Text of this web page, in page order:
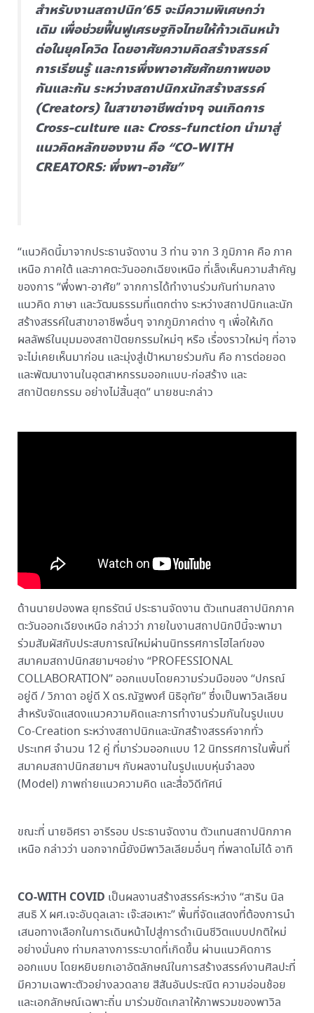
สำหรับงานสถาปนิก’65 จะมีความพิเศษกว่า
เดิม เพื่อช่วยฟื้นฟูเศรษฐกิจไทยให้ก้าวเดินหน้า
ต่อในยุคโควิด โดยอาศัยความคิดสร้างสรรค์
การเรียนรู้ และการพึ่งพาอาศัยศักยภาพของ
กันและกัน ระหว่างสถาปนิกxนักสร้างสรรค์
(Creators) ในสาขาอาชีพต่างๆ จนเกิดการ
Cross-culture และ Cross-function นำมาสู่
แนวคิดหลักของงาน คือ “CO-WITH
CREATORS: พึ่งพา-อาศัย”
“แนวคิดนี้มาจากประธานจัดงาน 3 ท่าน จาก 3 ภูมิภาค คือ ภาค
เหนือ ภาคใต้ และภาคตะวันออกเฉียงเหนือ ที่เล็งเห็นความสำคัญ
ของการ “พึ่งพา-อาศัย” จากการได้ทำงานร่วมกันท่ามกลาง
แนวคิด ภาษา และวัฒนธรรมที่แตกต่าง ระหว่างสถาปนิกและนัก
สร้างสรรค์ในสาขาอาชีพอื่นๆ จากภูมิภาคต่าง ๆ เพื่อให้เกิด
ผลลัพธ์ในมุมมองสถาปัตยกรรมใหม่ๆ หรือ เรื่องราวใหม่ๆ ที่อาจ
จะไม่เคยเห็นมาก่อน และมุ่งสู่เป้าหมายร่วมกัน คือ การต่อยอด
และพัฒนางานในอุตสาหกรรมออกแบบ-ก่อสร้าง และ
สถาปัตยกรรม อย่างไม่สิ้นสุด” นายชนะกล่าว
ด้านนายปองพล ยุทธรัตน์ ประธานจัดงาน ตัวแทนสถาปนิกภาค
ตะวันออกเฉียงเหนือ กล่าวว่า ภายในงานสถาปนิกปีนี้จะพามา
ร่วมสัมผัสกับประสบการณ์ใหม่ผ่านนิทรรศการไฮไลท์ของ
สมาคมสถาปนิกสยามฯอย่าง “PROFESSIONAL
COLLABORATION” ออกแบบโดยความร่วมมือของ “ปกรณ์
อยู่ดี / วิภาดา อยู่ดี X ดร.ณัฐพงศ์ นิธิอุทัย” ซึ่งเป็นพาวิลเลียน
สำหรับจัดแสดงแนวความคิดและการทำงานร่วมกันในรูปแบบ
Co-Creation ระหว่างสถาปนิกและนักสร้างสรรค์จากทั่ว
ประเทศ จำนวน 12 คู่ ที่มาร่วมออกแบบ 12 นิทรรศการในพื้นที่
สมาคมสถาปนิกสยามฯ กับผลงานในรูปแบบหุ่นจำลอง
(Model) ภาพถ่ายแนวความคิด และสื่อวิดีทัศน์
ขณะที่ นายอิศรา อารีรอบ ประธานจัดงาน ตัวแทนสถาปนิกภาค
เหนือ กล่าวว่า นอกจากนี้ยังมีพาวิลเลียมอื่นๆ ที่พลาดไม่ได้ อาทิ
CO-WITH COVID เป็นผลงานสร้างสรรค์ระหว่าง “สาริน นิล
สนธิ X ผศ.เจะอับดุลเลาะ เจ๊ะสอเหาะ” พื้นที่จัดแสดงที่ต้องการนำ
เสนอทางเลือกในการเดินหน้าไปสู่การดำเนินชีวิตแบบปกติใหม่
อย่างมั่นคง ท่ามกลางการระบาดที่เกิดขึ้น ผ่านแนวคิดการ
ออกแบบ โดยหยิบยกเอาอัตลักษณ์ในการสร้างสรรค์งานศิลปะที่
มีความเฉพาะตัวอย่างลวดลาย สีสันอันประณีต ความอ่อนช้อย
และเอกลักษณ์เฉพาะถิ่น มาร่วมขัดเกลาให้ภาพรวมของพาวิล